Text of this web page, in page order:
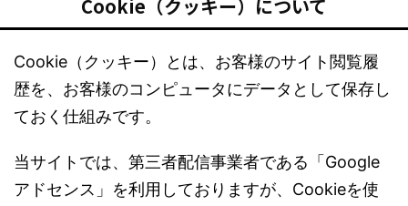
Cookie（クッキー）について
Cookie（クッキー）とは、お客様のサイト閲覧履
歴を、お客様のコンピュータにデータとして保存し
ておく仕組みです。
当サイトでは、第三者配信事業者である「Google
アドセンス」を利用しておりますが、Cookieを使